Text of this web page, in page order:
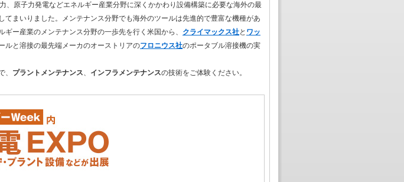
、原子力発電などエネルギー産業分野に深くかかわり設備構築に必要な海外の最
てまいりました。メンテナンス分野でも海外のツールは先進的で豊富な機種があ
ギー産業のメンテナンス分野の一歩先を行く米国から、 クライマックス社と ワッ
ルと溶接の最先端メーカのオーストリアのフロニウス社のポータブル溶接機の実
、 プラントメンテナンス、 インフラメンテナンスの技術をご体験ください。